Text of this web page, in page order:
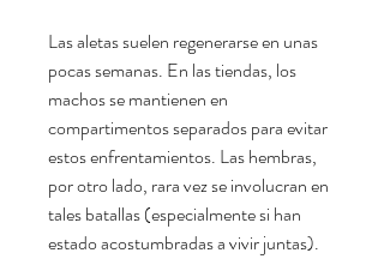
Las aletas suelen regenerarse en unas
pocas semanas. En las tiendas, los
machos se mantienen en
compartimentos separados para evitar
estos enfrentamientos. Las hembras,
por otro lado, rara vez se involucran en
tales batallas (especialmente si han
estado acostumbradas a vivir juntas).